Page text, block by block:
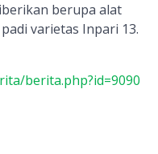
berupa alat
varietas Inpari 13.
berita.php?id=9090